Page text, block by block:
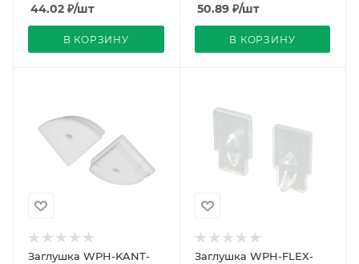
44.02 ₽/шт
В КОРЗИНУ
50.89₽/шт
В КОРЗИНУ
Заглушка WPH-KANT-
Заглушка WPH-FLEX-